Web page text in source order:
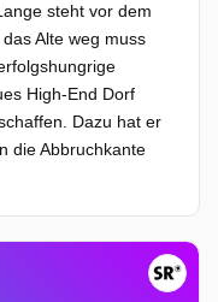
steht vor dem
Alte weg muss
High-End Dorf
Dazu hat er
die Abbruchkante